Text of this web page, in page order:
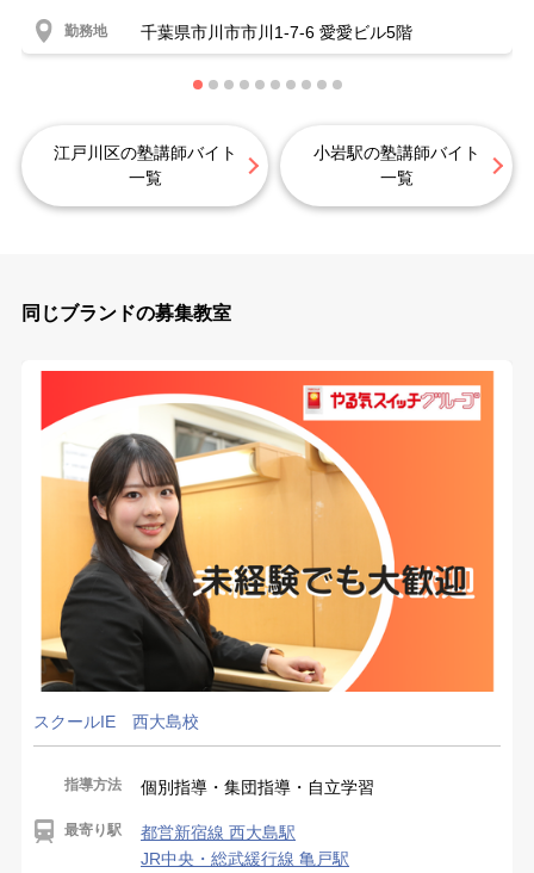
勤務地 千葉県市川市市川1-7-6 愛愛ビル5階
江戸川区の塾講師バイト
一覧
小岩駅の塾講師バイト
一覧
同じブランドの募集教室
スクールIE 西大島校
指導方法 個別指導・集団指導・自立学習
最寄り駅
都営新宿線 西大島駅
JR中央・総武緩行線 亀戸駅